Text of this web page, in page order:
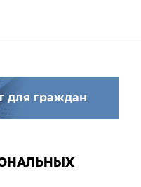
для граждан